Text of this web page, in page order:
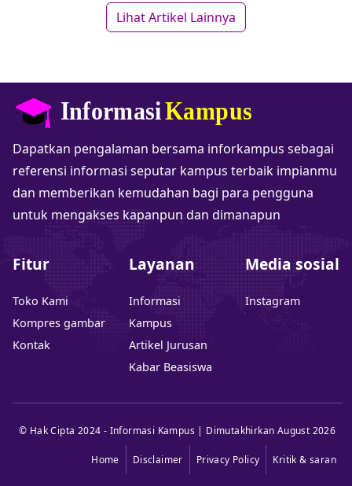
Lihat Artikel Lainnya
Dapatkan pengalaman bersama inforkampus sebagai
referensi informasi seputar kampus terbaik impianmu
dan memberikan kemudahan bagi para pengguna
untuk mengakses kapanpun dan dimanapun
Fitur
Toko Kami
Kompres gambar
Kontak
Layanan
Informasi
Kampus
Artikel Jurusan
Kabar Beasiswa
Media sosial
Instagram
© Hak Cipta 2024 - Informasi Kampus | Dimutakhirkan August 2026
Home Disclaimer Privacy Policy Kritik & saran